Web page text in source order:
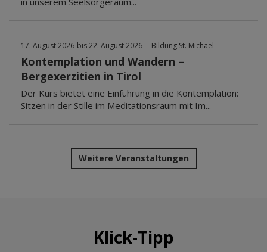
17. August 2026 bis 22. August 2026 | Bildung St. Michael
Kontemplation und Wandern –
Bergexerzitien in Tirol
Der Kurs bietet eine Einführung in die Kontemplation:
Sitzen in der Stille im Meditationsraum mit Im...
Weitere Veranstaltungen
Klick-Tipp